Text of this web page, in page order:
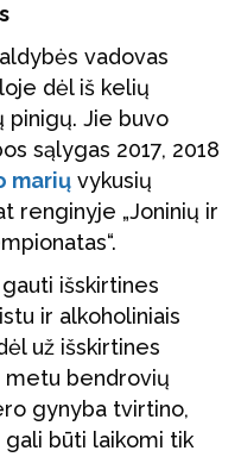
vadovas
dėl iš kelių
pinigų. Jie buvo
sąlygas 2017, 2018
marių vykusių
renginyje „Joninių ir
išskirtines
ir alkoholiniais
už išskirtines
bendrovių
gynyba tvirtino,
gali būti laikomi tik